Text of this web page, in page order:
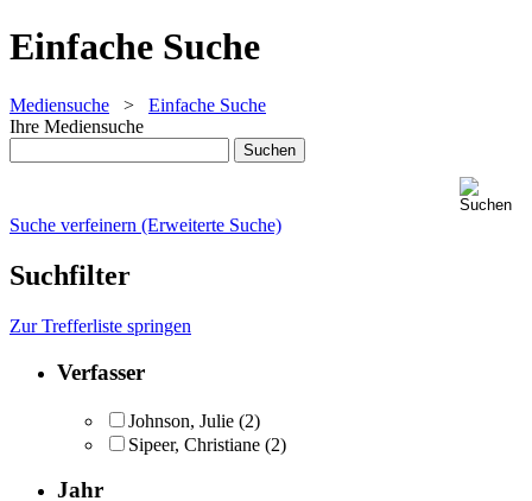
Einfache Suche
Mediensuche > Einfache Suche
Ihre Mediensuche
Suche verfeinern (Erweiterte Suche)
Suchfilter
Zur Trefferliste springen
Verfasser
Johnson, Julie (2)
Sipeer, Christiane (2)
Jahr